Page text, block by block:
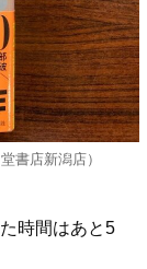
書店新潟店）
時間はあと5